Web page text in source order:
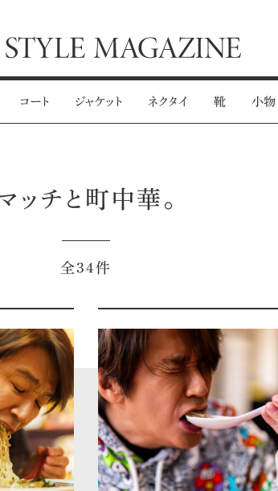
コート ジャケット ネクタイ 靴 小物
ッチと町中華。
全34件